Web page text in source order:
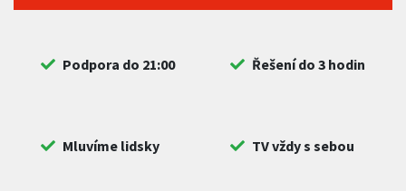
Podpora do 21:00 Řešení do 3 hodin
Mluvíme lidsky TV vždy s sebou